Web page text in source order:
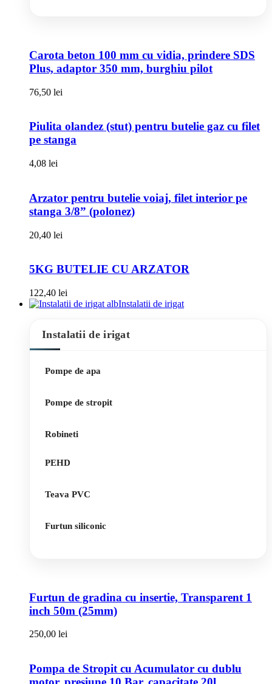
Carota beton 100 mm cu vidia, prindere SDS
Plus, adaptor 350 mm, burghiu pilot
76,50 lei
Piulita olandez (stut) pentru butelie gaz cu filet
pe stanga
4,08 lei
Arzator pentru butelie voiaj, filet interior pe
stanga 3/8” (polonez)
20,40 lei
5KG BUTELIE CU ARZATOR
122,40 lei
Instalatii de irigat
Instalatii de irigat
Pompe de apa
Pompe de stropit
Robineti
PEHD
Teava PVC
Furtun siliconic
Furtun de gradina cu insertie, Transparent 1
inch 50m (25mm)
250,00 lei
Pompa de Stropit cu Acumulator cu dublu